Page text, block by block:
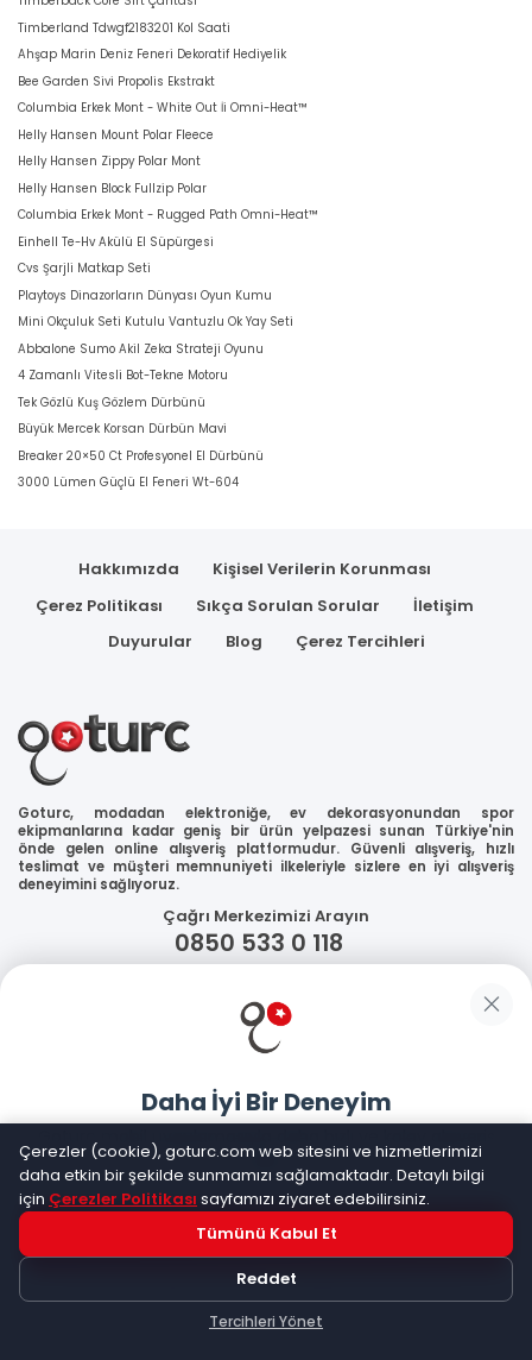
Timberland Tdwgf2183201 Kol Saati
Ahşap Marin Deniz Feneri Dekoratif Hediyelik
Bee Garden Sivi Propolis Ekstrakt
Columbia Erkek Mont - White Out İi Omni-Heat™
Helly Hansen Mount Polar Fleece
Helly Hansen Zippy Polar Mont
Helly Hansen Block Fullzip Polar
Columbia Erkek Mont - Rugged Path Omni-Heat™
Einhell Te-Hv Akülü El Süpürgesi
Cvs Şarjli Matkap Seti
Playtoys Dinazorların Dünyası Oyun Kumu
Mini Okçuluk Seti Kutulu Vantuzlu Ok Yay Seti
Abbalone Sumo Akil Zeka Strateji Oyunu
4 Zamanlı Vitesli Bot-Tekne Motoru
Tek Gözlü Kuş Gözlem Dürbünü
Büyük Mercek Korsan Dürbün Mavi
Breaker 20×50 Ct Profesyonel El Dürbünü
3000 Lümen Güçlü El Feneri Wt-604
Hakkımızda
Kişisel Verilerin Korunması
Çerez Politikası
Sıkça Sorulan Sorular
İletişim
Duyurular
Blog Çerez Tercihleri
Goturc, modadan elektroniğe, ev dekorasyonundan spor
ekipmanlarına kadar geniş bir ürün yelpazesi sunan Türkiye'nin
önde gelen online alışveriş platformudur. Güvenli alışveriş, hızlı
teslimat ve müşteri memnuniyeti ilkeleriyle sizlere en iyi alışveriş
deneyimini sağlıyoruz.
Çağrı Merkezimizi Arayın
0850 533 0 118
Güvenliğiniz
Sosyal Medya
Mobil Uygulamalarımız
Daha İyi Bir Deneyim
Goturc mobil uygulamasıyla daha hızlı ve kolay alışveriş
yapın
Hemen Dene!
Uygulama yüklüyse açılacak, değilseGoogle Play'e
yönlendirileceksiniz
Çerezler (cookie), goturc.com web sitesini ve hizmetlerimizi
daha etkin bir şekilde sunmamızı sağlamaktadır. Detaylı bilgi
için Çerezler Politikası sayfamızı ziyaret edebilirsiniz.
Tümünü Kabul Et
Reddet
Tercihleri Yönet